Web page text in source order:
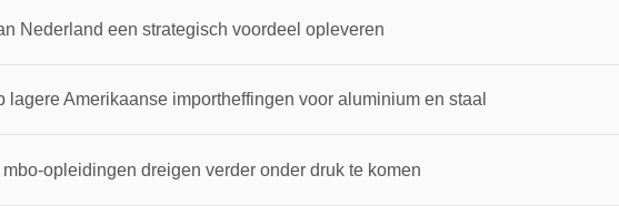
Nederland een strategisch voordeel opleveren
lagere Amerikaanse importheffingen voor aluminium en staal
opleidingen dreigen verder onder druk te komen